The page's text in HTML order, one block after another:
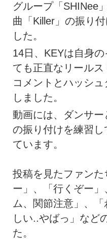
グループ「SHINee
曲「Killer」の振り
した。
14日、KEYは自身
ても正直なリールス
コメントとハッシ
しました。
動画には、ダンサー
の振り付けを練習し
ています。
投稿を見たファン
ー」、「行くぞー
ム、関節注意」、
しい..やばっ」など
た。